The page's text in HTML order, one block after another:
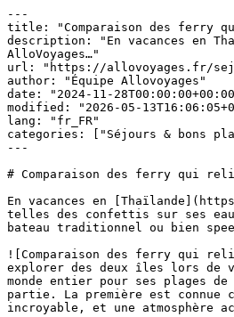
---
title: "Comparaison des ferry
description: "En vacances en
AlloVoyages…"
url: "https://allovoyages.fr/
author: "Équipe Allovoyages"
date: "2024-11-
modified: "2026-05-
lang: "fr_FR"
categories: ["Séjours & bons
---
# Comparaison des ferry qui
En vacances en
telles des confettis sur ses
bateau traditionnel ou bien
![Comparaison des ferry qui
explorer des deux îles lors de
monde entier pour ses plages
partie. La première est connue
incroyable, et une atmosphère